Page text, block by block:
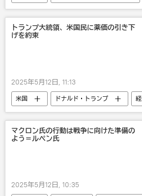
ウォロディミル・ゼレンスキー
ウク
ロシア
トランプ大統領、米国民に薬価の引き下
げを約束
2025年5月12日, 11:13
米国 ドナルド・トランプ
マクロン氏の行動は戦争に向けた準備の
よう＝ルペン氏
2025年5月12日, 10:35